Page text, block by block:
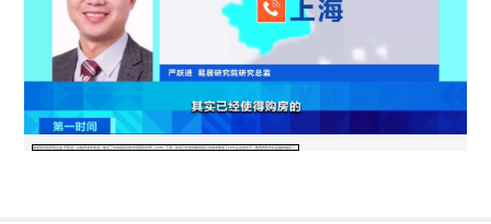
易居研究院研究总监 严跃进：从购房成本来说，最近三年持续的贷款市场报价利率（LPR）下调，其实已经使得购房的月供成本降低了10%左右的水平，购房的性价比是越来越高了。